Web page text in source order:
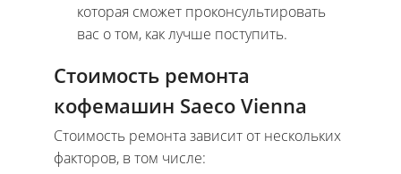
которая сможет проконсультировать
вас о том, как лучше поступить.
Стоимость ремонта
кофемашин Saeco Vienna
Стоимость ремонта зависит от нескольких
факторов, в том числе: